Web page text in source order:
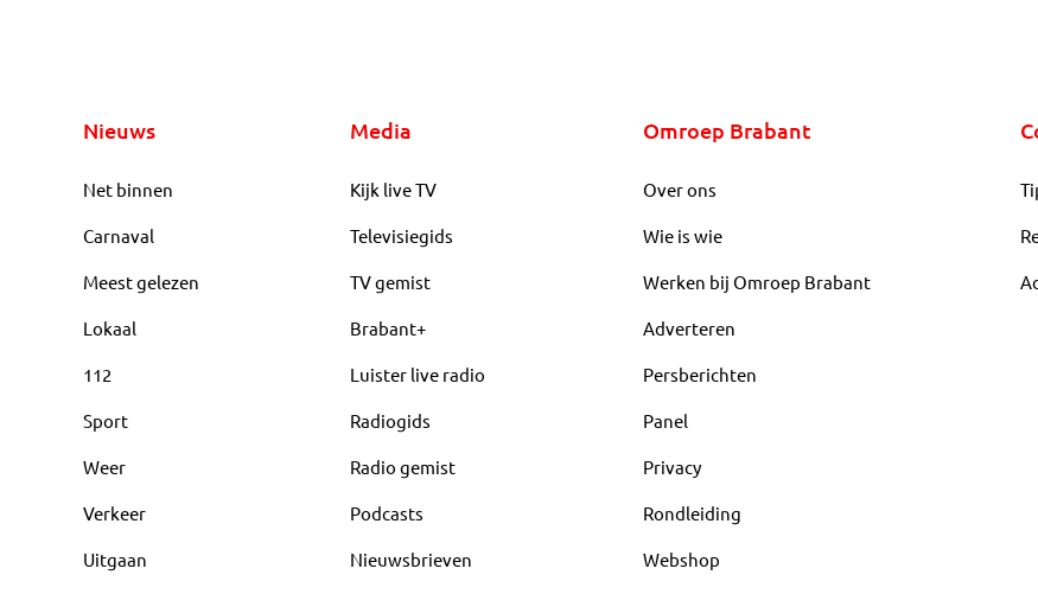
Nieuws
Net binnen
Carnaval
Meest gelezen
Lokaal
112
Sport
Weer
Verkeer
Uitgaan
Media
Kijk live TV
Televisiegids
TV gemist
Brabant+
Luister live radio
Radiogids
Radio gemist
Podcasts
Nieuwsbrieven
Omroep Brabant
Over ons
Wie is wie
Werken bij Omroep Brabant
Adverteren
Persberichten
Panel
Privacy
Rondleiding
Webshop